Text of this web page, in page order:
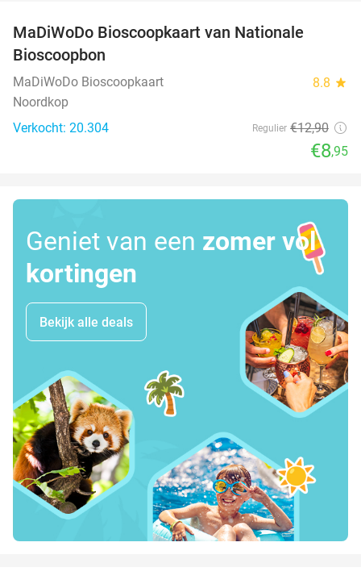
MaDiWoDo Bioscoopkaart van Nationale
Bioscoopbon
MaDiWoDo Bioscoopkaart 8.8 star
Noordkop
Verkocht: 20.304
Regulier €12,90
€8,95
Geniet van een zomer vol
kortingen
Bekijk alle deals